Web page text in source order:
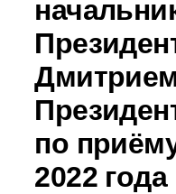
по
2022 года